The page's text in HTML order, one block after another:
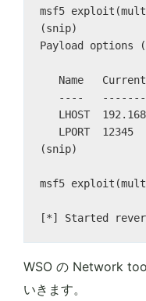
msf5
(snip)
Payload options
Name
----
LHOST
LPORT  12345
(snip)
msf5
WSO の Network
いきます。